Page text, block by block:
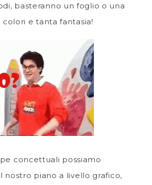
basteranno un foglio o una
colori e tanta fantasia!
concettuali possiamo
nostro piano a livello grafico,